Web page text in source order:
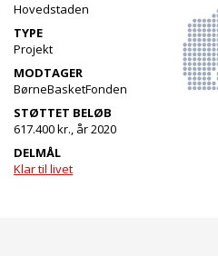
Hovedstaden
TYPE
Projekt
MODTAGER
BørneBasketFonden
STØTTET BELØB
617.400 kr., år 2020
DELMÅL
Klar til livet